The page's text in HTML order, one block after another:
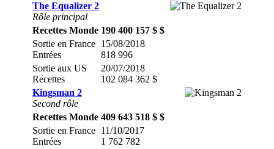
The Equalizer 2
Rôle principal
Recettes Monde 190 400 157 $ $
Sortie en France
Entrées
15/08/2018
818 996
Sortie aux US
Recettes
20/07/2018
102 084 362 $
Kingsman 2
Second rôle
Recettes Monde 409 643 518 $ $
Sortie en France
Entrées
11/10/2017
1 762 782